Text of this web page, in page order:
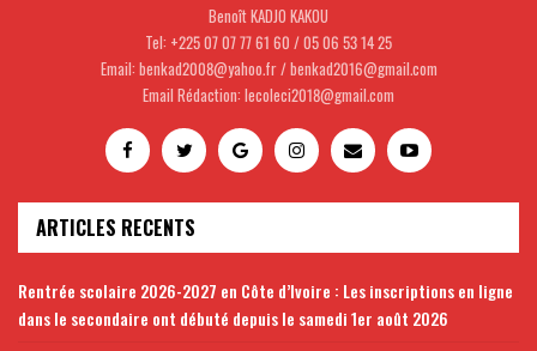
Benoît KADJO KAKOU
Tel: +225 07 07 77 61 60 / 05 06 53 14 25
Email: benkad2008@yahoo.fr / benkad2016@gmail.com
Email Rédaction: lecoleci2018@gmail.com
ARTICLES RECENTS
Rentrée scolaire 2026-2027 en Côte d’Ivoire : Les inscriptions en ligne
dans le secondaire ont débuté depuis le samedi 1er août 2026